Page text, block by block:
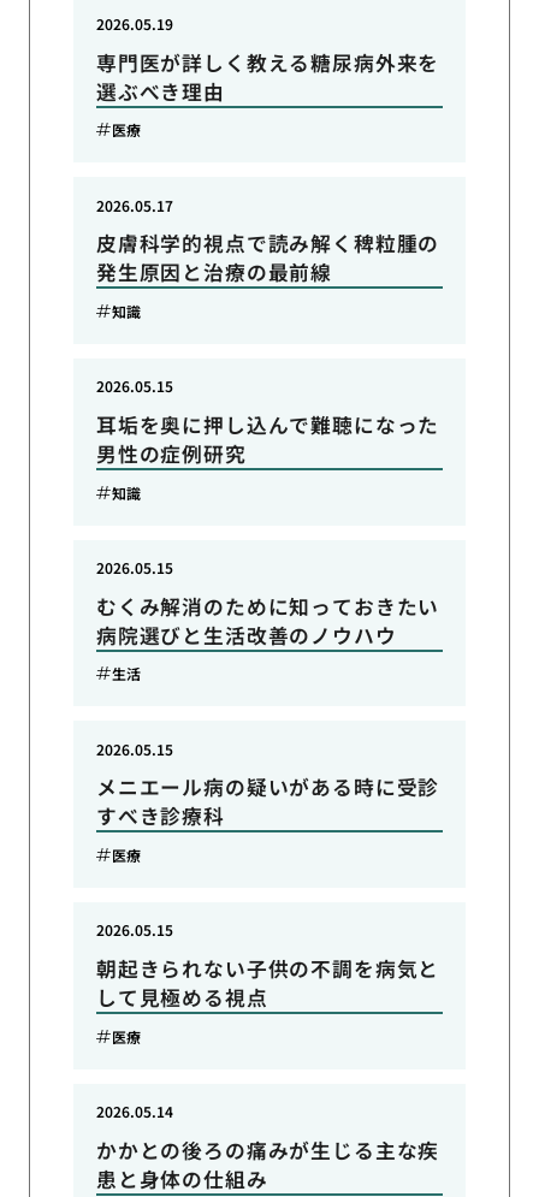
専門医が詳しく教える糖尿病外来を
選ぶべき理由
2026.05.19
医療
皮膚科学的視点で読み解く稗粒腫の
発生原因と治療の最前線
2026.05.17
知識
耳垢を奥に押し込んで難聴になった
男性の症例研究
2026.05.15
知識
むくみ解消のために知っておきたい
病院選びと生活改善のノウハウ
2026.05.15
生活
メニエール病の疑いがある時に受診
すべき診療科
2026.05.15
医療
朝起きられない子供の不調を病気と
して見極める視点
2026.05.15
医療
かかとの後ろの痛みが生じる主な疾
患と身体の仕組み
2026.05.14